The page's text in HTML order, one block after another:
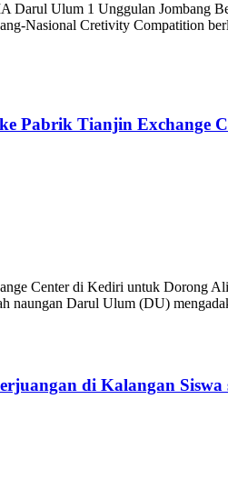
Darul Ulum 1 Unggulan
Nasional Cretivity Compatition
Pabrik Tianjin Exchange
Center di Kediri untuk
naungan Darul Ulum (DU)
di Kalangan